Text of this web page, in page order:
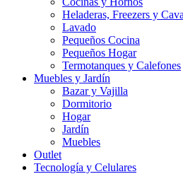
Heladeras, Freezers y
Lavado
Pequeños Cocina
Pequeños Hogar
Termotanques y Calefones
Muebles y Jardín
Bazar y Vajilla
Dormitorio
Hogar
Jardín
Muebles
Outlet
Tecnología y Celulares